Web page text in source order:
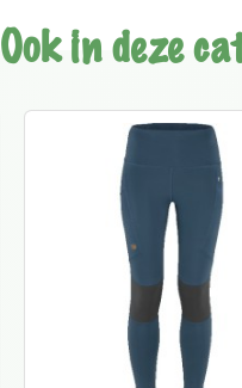
Ook in deze